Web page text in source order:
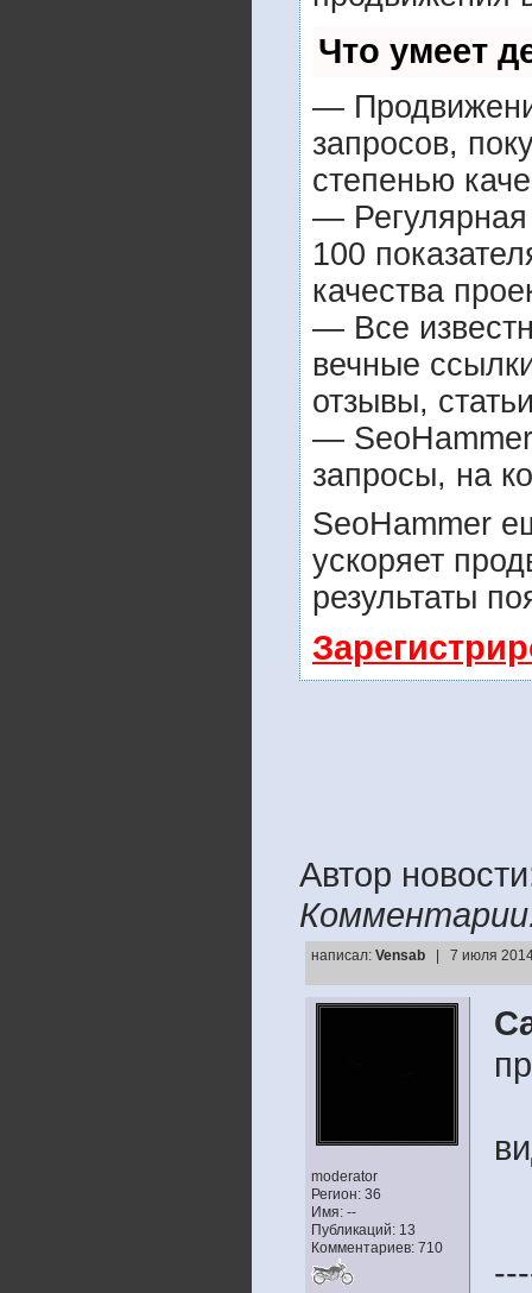
Что умеет
—
запросов,
степенью
— Регулярная
100
качества
— Все
вечные
отзывы,
— SeoHammer
запросы, на
SeoHammer
ускоряет
результаты
Автор
написал: Vensab | 7 июля
moderator
Регион: 36
Имя: --
Публикаций: 13
Комментариев: 710